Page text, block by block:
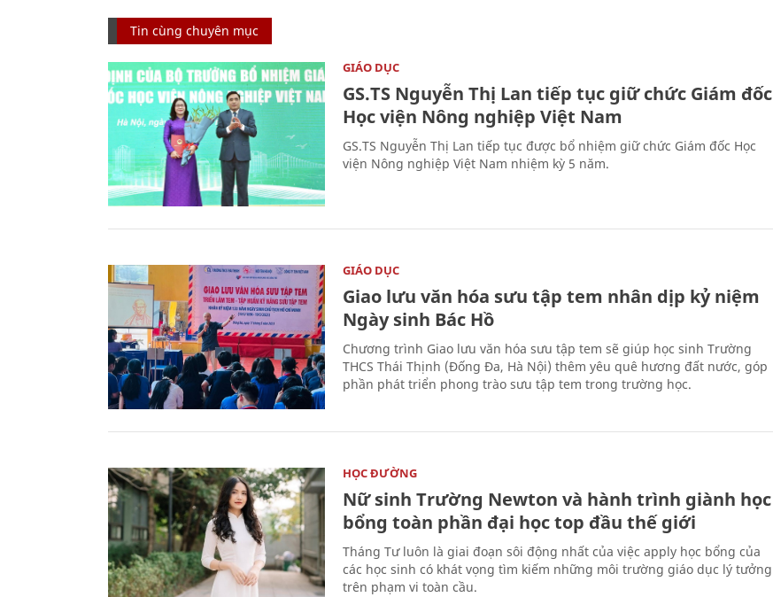
Tin cùng chuyên mục
GIÁO DỤC
GS.TS Nguyễn Thị Lan tiếp tục giữ chức Giám đốc
Học viện Nông nghiệp Việt Nam
GS.TS Nguyễn Thị Lan tiếp tục được bổ nhiệm giữ chức Giám đốc Học
viện Nông nghiệp Việt Nam nhiệm kỳ 5 năm.
GIÁO DỤC
Giao lưu văn hóa sưu tập tem nhân dịp kỷ niệm
Ngày sinh Bác Hồ
Chương trình Giao lưu văn hóa sưu tập tem sẽ giúp học sinh Trường
THCS Thái Thịnh (Đống Đa, Hà Nội) thêm yêu quê hương đất nước, góp
phần phát triển phong trào sưu tập tem trong trường học.
HỌC ĐƯỜNG
Nữ sinh Trường Newton và hành trình giành học
bổng toàn phần đại học top đầu thế giới
Tháng Tư luôn là giai đoạn sôi động nhất của việc apply học bổng của
các học sinh có khát vọng tìm kiếm những môi trường giáo dục lý tưởng
trên phạm vi toàn cầu.